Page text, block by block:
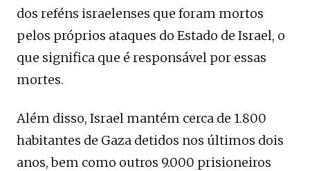
dos reféns israelenses que foram mortos
pelos próprios ataques do Estado de Israel, o
que significa que é responsável por essas
mortes.
Além disso, Israel mantém cerca de 1.800
habitantes de Gaza detidos nos últimos dois
anos, bem como outros 9.000 prisioneiros